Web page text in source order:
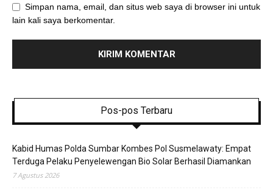
Simpan nama, email, dan situs web saya di browser ini untuk
lain kali saya berkomentar.
Pos-pos Terbaru
Kabid Humas Polda Sumbar Kombes Pol Susmelawaty: Empat
Terduga Pelaku Penyelewengan Bio Solar Berhasil Diamankan
7 Agustus 2026